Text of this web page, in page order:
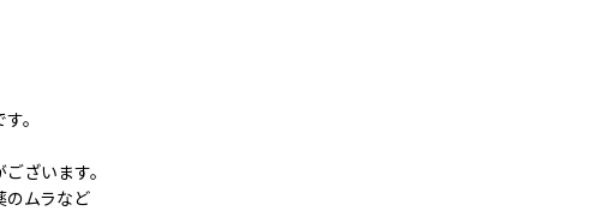
。
ざいます。
のムラなど